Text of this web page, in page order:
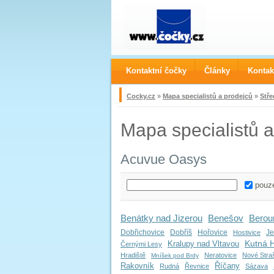
Cocky.cz » Mapa specialistů a prodejců »
Mapa specialistů
Acuvue Oasys
Benátky nad Jizerou Benešov
Dobřichovice
Dobříš Hořovice Hostivice
Černými Lesy
Kralupy nad Vltavou Kutná
Hradiště
Mníšek pod Brdy Neratovice Nové
Rakovník Rudná Řevnice Říčany Sázava
Kontaktní čočky Články